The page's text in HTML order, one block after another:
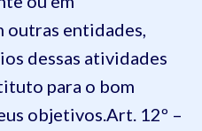
outras entidades,
dessas atividades
para o bom
objetivos.Art. 12º –